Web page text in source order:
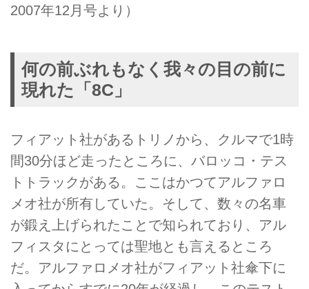
2007年12月号より）
何の前ぶれもなく我々の目の前に
現れた「8C」
フィアット社があるトリノから、クルマで1時
間30分ほど走ったところに、バロッコ・テス
トトラックがある。ここはかつてアルファロ
メオ社が所有していた。そして、数々の名車
が鍛え上げられたことで知られており、アル
フィスタにとっては聖地とも言えるところ
だ。アルファロメオ社がフィアット社傘下に